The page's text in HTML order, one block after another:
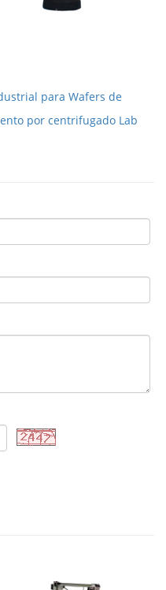
para Wafers de
por centrifugado Lab